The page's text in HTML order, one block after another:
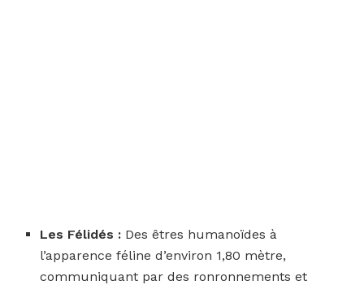
Les Félidés : Des êtres humanoïdes à
l’apparence féline d’environ 1,80 mètre,
communiquant par des ronronnements et